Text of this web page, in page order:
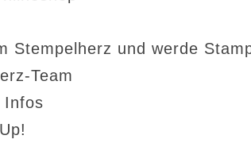
Stempelherz und werde
Team
Infos